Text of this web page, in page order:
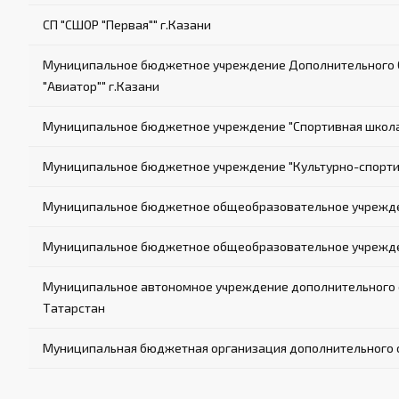
СП "СШОР "Первая"" г.Казани
Муниципальное бюджетное учреждение Дополнительного
"Авиатор"" г.Казани
Муниципальное бюджетное учреждение "Спортивная
Муниципальное бюджетное учреждение "Культурно-
Муниципальное бюджетное общеобразовательное
Муниципальное бюджетное общеобразовательное
Муниципальное автономное учреждение дополнительного
Татарстан
Муниципальная бюджетная организация